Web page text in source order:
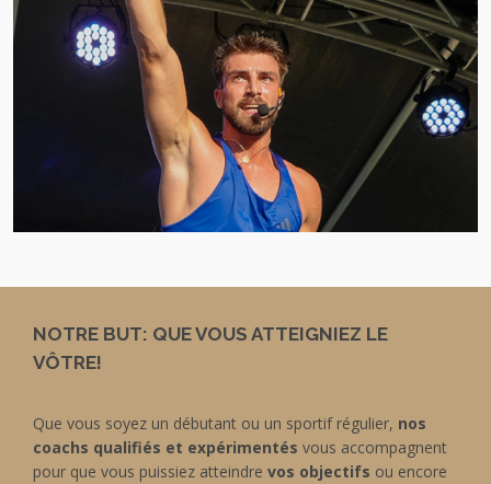
NOTRE BUT: QUE VOUS ATTEIGNIEZ LE
VÔTRE!
Que vous soyez un débutant ou un sportif régulier, nos
coachs qualifiés et expérimentés vous accompagnent
pour que vous puissiez atteindre vos objectifs ou encore